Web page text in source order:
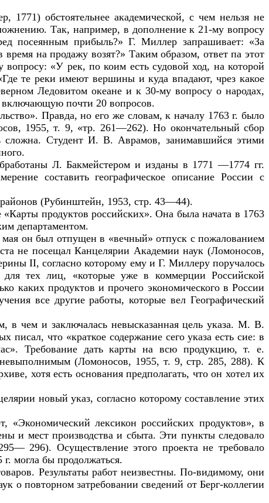
обстоятельнее академической, с чем нельзя не
Так, например, в дополнение к 21-му вопросу
посеянным прибыль?» Г. Миллер запрашивает: «За
на продажу возят?» Таким образом, ответ па этот
«У рек, по коим есть судовой ход, на которой
те реки имеют вершины и куда впадают, чрез какое
Ледовитом океане и к 30-му вопросу о народах,
включающую почти 20 вопросов.
Правда, но его же словам, к началу 1763 г. было
1955, т. 9, «тр. 261—262). Но окончательный сбор
сложна. Студент И. В. Аврамов, занимавшийся этими
Л. Бакмейстером и изданы в 1771 —1774 гг.
составить географическое описание России с
(Рубинштейн, 1953, стр. 43—44).
продуктов российских». Она была начата в 1763
департаментом.
он был отпущен в «вечный» отпуск с пожалованием
не посещал Канцелярии Академии наук (Ломоносов,
II, согласно которому ему и Г. Миллеру поручалось
для тех лиц, «которые уже в коммерции Российской
каких продуктов и прочего экономического в России
все другие работы, которые вел Географический
в чем и заключалась невысказанная цель указа. М. В.
что «краткое содержание сего указа есть сие: в
Требование дать карты на всю продукцию, т. е.
(Ломоносов, 1955, т. 9, стр. 285, 288). К
хотя есть основания предполагать, что он хотел их
новый указ, согласно которому составление этих
лексикон российских продуктов», в
и мест производства и сбыта. Эти пункты следовало
296). Осуществление этого проекта не требовало
г. могла бы продолжаться.
Результаты работ неизвестны. По-видимому, они
о повторном затребовании сведений от Берг-коллегии